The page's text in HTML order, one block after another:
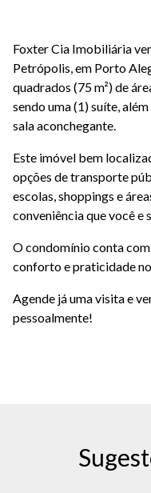
Foxter Cia Imobiliária
Petrópolis, em Porto
quadrados (75 m²) de
sendo uma (1) suíte,
sala aconchegante.
Este imóvel bem
opções de transporte
escolas, shoppings e
conveniência que você e
O condomínio conta
conforto e praticidade no
Agende já uma visita e
pessoalmente!